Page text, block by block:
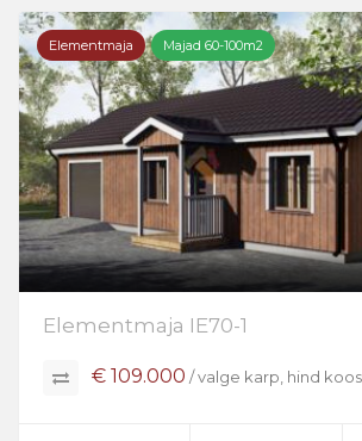
Elementmaja Majad 60-100m2
Elementmaja IE70-1
€ 109.000 / valge karp, hind